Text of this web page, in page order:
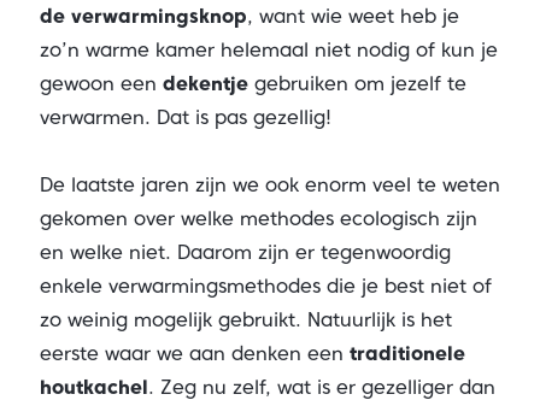
de verwarmingsknop, want wie weet heb je
zo’n warme kamer helemaal niet nodig of kun je
gewoon een dekentjegebruiken om jezelf te
verwarmen. Dat is pas gezellig!
De laatste jaren zijn we ook enorm veel te weten
gekomen over welke methodes ecologisch zijn
en welke niet. Daarom zijn er tegenwoordig
enkele verwarmingsmethodes die je best niet of
zo weinig mogelijk gebruikt. Natuurlijk is het
eerste waar we aan denken een traditionele
houtkachel. Zeg nu zelf, wat is er gezelliger dan